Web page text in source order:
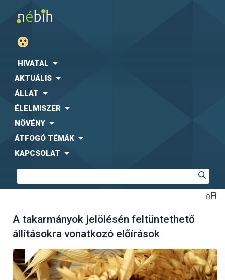
HIVATAL
AKTUÁLIS
ÁLLAT
ÉLELMISZER
NÖVÉNY
ÁTFOGÓ TÉMÁK
KAPCSOLAT
A takarmányok jelölésén feltüntethető
állításokra vonatkozó előírások